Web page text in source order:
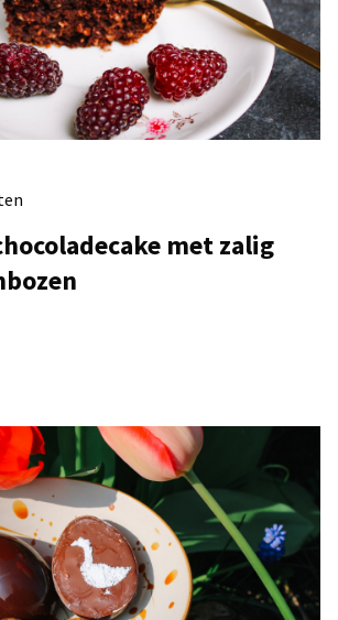
met zalig